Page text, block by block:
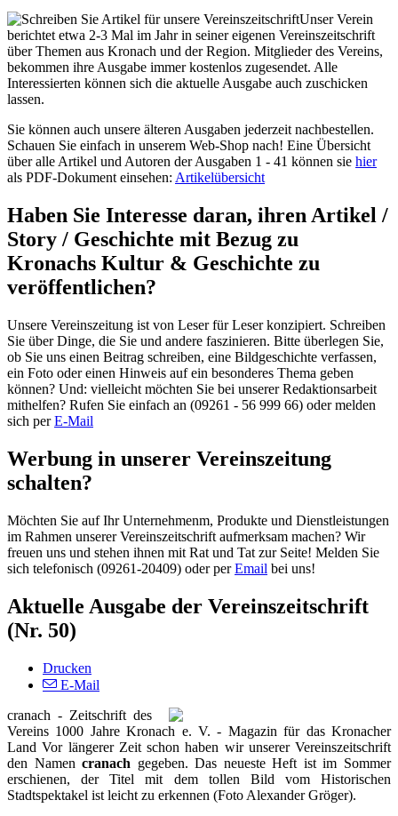
Unser Verein
berichtet etwa 2-3 Mal im Jahr in seiner eigenen Vereinszeitschrift
über Themen aus Kronach und der Region. Mitglieder des Vereins,
bekommen ihre Ausgabe immer kostenlos zugesendet. Alle
Interessierten können sich die aktuelle Ausgabe auch zuschicken
lassen.
Sie können auch unsere älteren Ausgaben jederzeit nachbestellen.
Schauen Sie einfach in unserem Web-Shop nach! Eine Übersicht
über alle Artikel und Autoren der Ausgaben 1 - 41 können sie hier
als PDF-Dokument einsehen: Artikelübersicht
Haben Sie Interesse daran, ihren Artikel /
Story / Geschichte mit Bezug zu
Kronachs Kultur & Geschichte zu
veröffentlichen?
Unsere Vereinszeitung ist von Leser für Leser konzipiert. Schreiben
Sie über Dinge, die Sie und andere faszinieren. Bitte überlegen Sie,
ob Sie uns einen Beitrag schreiben, eine Bildgeschichte verfassen,
ein Foto oder einen Hinweis auf ein besonderes Thema geben
können? Und: vielleicht möchten Sie bei unserer Redaktionsarbeit
mithelfen? Rufen Sie einfach an (09261 - 56 999 66) oder melden
sich perE-Mail
Werbung in unserer Vereinszeitung
schalten?
Möchten Sie auf Ihr Unternehmenm, Produkte und Dienstleistungen
im Rahmen unserer Vereinszeitschrift aufmerksam machen? Wir
freuen uns und stehen ihnen mit Rat und Tat zur Seite! Melden Sie
sich telefonisch (09261-20409) oder perEmail bei uns!
Aktuelle Ausgabe der Vereinszeitschrift
(Nr. 50)
Drucken
E-Mail
cranach - Zeitschrift des
Vereins 1000 Jahre Kronach e. V. - Magazin für das Kronacher
Land Vor längerer Zeit schon haben wir unserer Vereinszeitschrift
den Namencranach gegeben. Das neueste Heft ist im Sommer
erschienen, der Titel mit dem tollen Bild vom Historischen
Stadtspektakel ist leicht zu erkennen (Foto Alexander Gröger).